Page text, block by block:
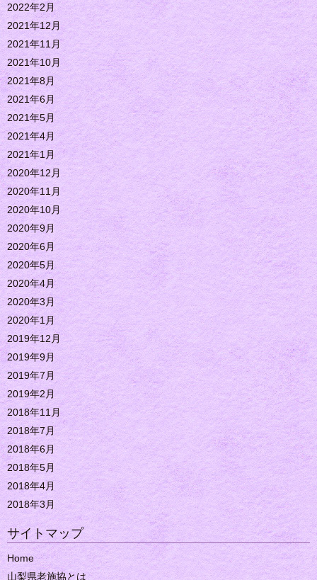
2022年2月
2021年12月
2021年11月
2021年10月
2021年8月
2021年6月
2021年5月
2021年4月
2021年1月
2020年12月
2020年11月
2020年10月
2020年9月
2020年6月
2020年5月
2020年4月
2020年3月
2020年1月
2019年12月
2019年9月
2019年7月
2019年2月
2018年11月
2018年7月
2018年6月
2018年5月
2018年4月
2018年3月
サイトマップ
Home
山梨県老施協とは